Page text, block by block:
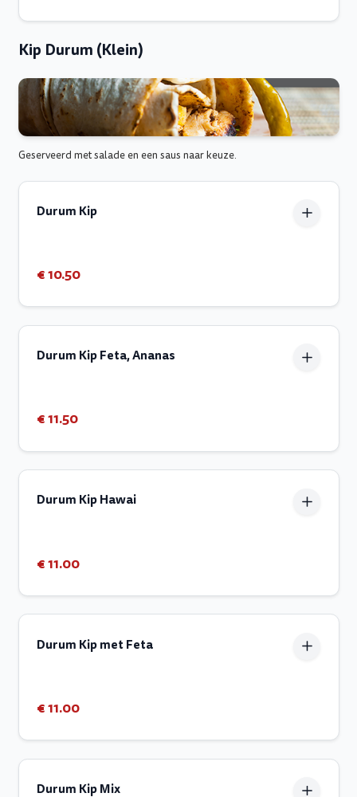
Kip Durum (Klein)
Geserveerd met salade en een saus naar keuze.
Durum Kip
€ 10.50
Durum Kip Feta, Ananas
€ 11.50
Durum Kip Hawai
€ 11.00
Durum Kip met Feta
€ 11.00
Durum Kip Mix